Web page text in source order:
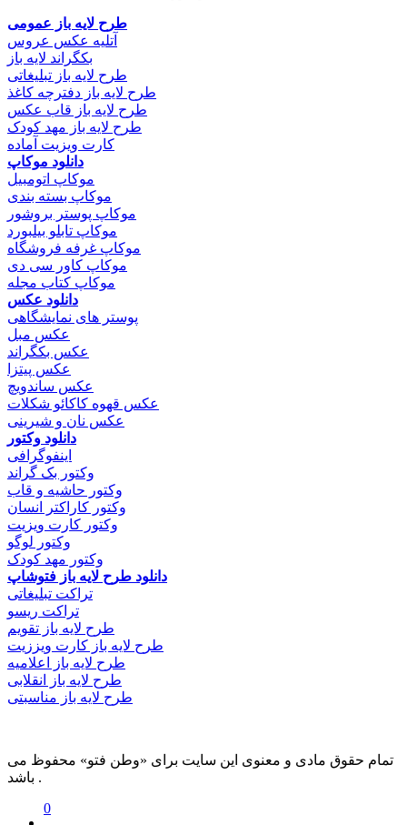
طرح لایه باز عمومی
آتلیه عکس عروس
بکگراند لایه باز
طرح لایه باز تبلیغاتی
طرح لایه باز دفترچه کاغذ
طرح لایه باز قاب عکس
طرح لایه باز مهد کودک
کارت ویزیت آماده
دانلود موکاپ
موکاپ اتومبیل
موکاپ بسته بندی
موکاپ پوستر بروشور
موکاپ تابلو بیلبورد
موکاپ غرفه فروشگاه
موکاپ کاور سی دی
موکاپ کتاب مجله
دانلود عکس
پوستر های نمایشگاهی
عکس مبل
عکس بکگراند
عکس پیتزا
عکس ساندویچ
عکس قهوه کاکائو شکلات
عکس نان و شیرینی
دانلود وکتور
اینفوگرافی
وکتور بک گراند
وکتور حاشیه و قاب
وکتور کاراکتر انسان
وکتور کارت ویزیت
وکتور لوگو
وکتور مهد کودک
دانلود طرح لایه باز فتوشاپ
تراکت تبلیغاتی
تراکت ریسو
طرح لایه باز تقویم
طرح لایه باز کارت ویززیت
طرح لایه باز اعلامیه
طرح لایه باز انقلابی
طرح لایه باز مناسبتی
تمام حقوق مادی و معنوی این سایت برای «وطن فتو» محفوظ می
باشد .
0